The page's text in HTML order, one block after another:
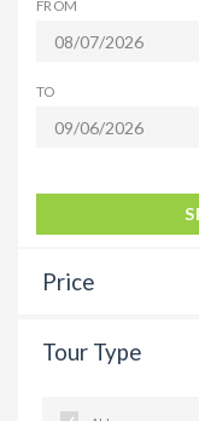
FROM
TO
Price
Tour Type